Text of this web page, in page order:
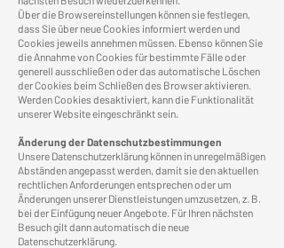
Über die Browsereinstellungen können sie festlegen,
dass Sie über neue Cookies informiert werden und
Cookies jeweils annehmen müssen. Ebenso können Sie
die Annahme von Cookies für bestimmte Fälle oder
generell ausschließen oder das automatische Löschen
der Cookies beim Schließen des Browser aktivieren.
Werden Cookies desaktiviert, kann die Funktionalität
unserer Website eingeschränkt sein.
Änderung der Datenschutzbestimmungen
Unsere Datenschutzerklärung können in unregelmäßigen
Abständen angepasst werden, damit sie den aktuellen
rechtlichen Anforderungen entsprechen oder um
Änderungen unserer Dienstleistungen umzusetzen, z. B.
bei der Einfügung neuer Angebote. Für Ihren nächsten
Besuch gilt dann automatisch die neue
Datenschutzerklärung.